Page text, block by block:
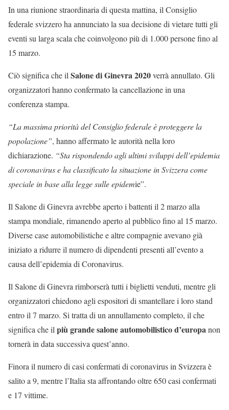
In una riunione straordinaria di questa mattina, il Consiglio
federale svizzero ha annunciato la sua decisione di vietare tutti gli
eventi su larga scala che coinvolgono più di 1.000 persone fino al
15 marzo.
Ciò significa che il Salone di Ginevra 2020verrà annullato. Gli
organizzatori hanno confermato la cancellazione in una
conferenza stampa.
“La massima priorità del Consiglio federale è proteggere la
popolazione”, hanno affermato le autorità nella loro
dichiarazione. “Sta rispondendo agli ultimi sviluppi dell’epidemia
di coronavirus e ha classificato la situazione in Svizzera come
speciale in base alla legge sulle epidemie”.
Il Salone di Ginevra avrebbe aperto i battenti il 2 marzo alla
stampa mondiale, rimanendo aperto al pubblico fino al 15 marzo.
Diverse case automobilistiche e altre compagnie avevano già
iniziato a ridurre il numero di dipendenti presenti all’evento a
causa dell’epidemia di Coronavirus.
Il Salone di Ginevra rimborserà tutti i biglietti venduti, mentre gli
organizzatori chiedono agli espositori di smantellare i loro stand
entro il 7 marzo. Si tratta di un annullamento completo, il che
significa che il più grande salone automobilistico d’europanon
tornerà in data successiva quest’anno.
Finora il numero di casi confermati di coronavirus in Svizzera è
salito a 9, mentre l’Italia sta affrontando oltre 650 casi confermati
e 17 vittime.